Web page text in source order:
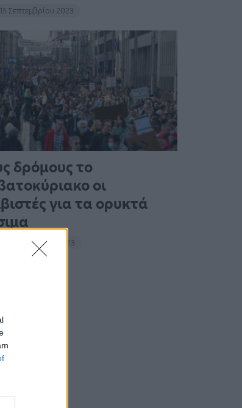
Σεπτεμβρίου 2023
δρόμους το
οι
για τα ορυκτά
15 Σεπτεμβρίου 2023